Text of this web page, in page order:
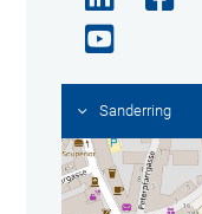
Sanderring